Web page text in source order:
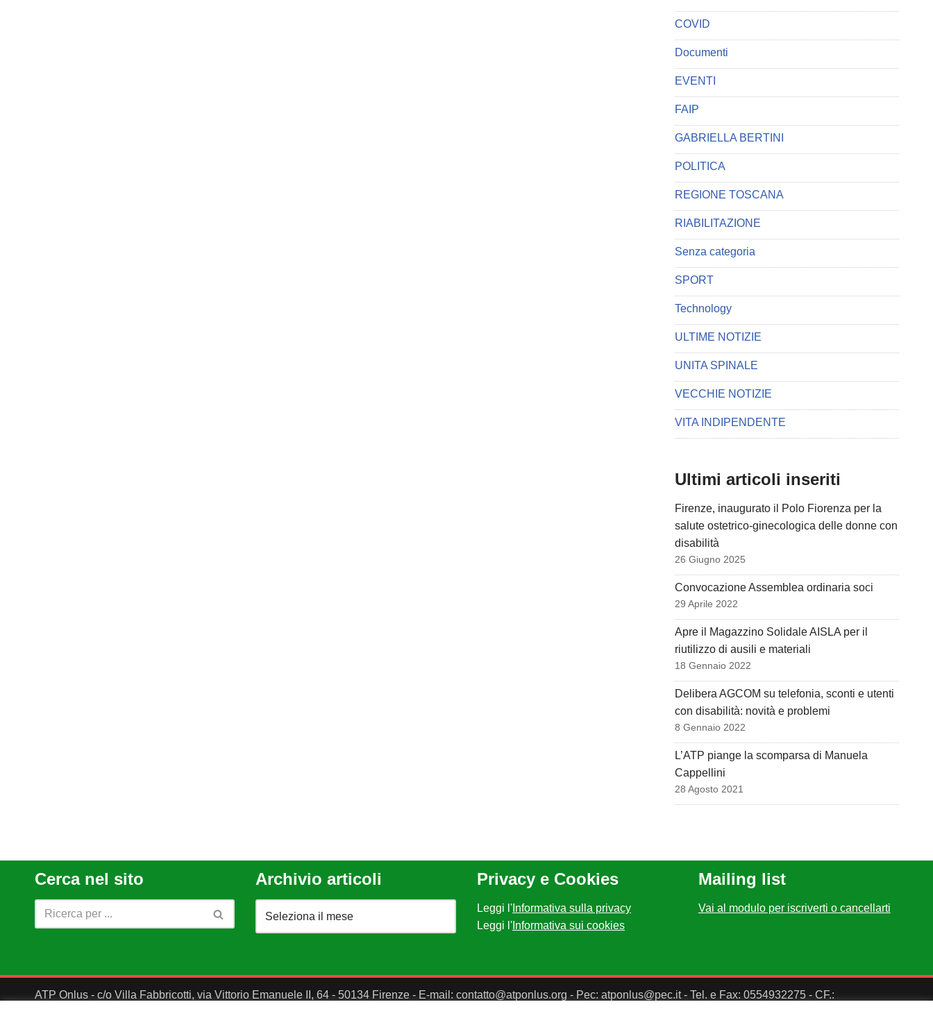
COVID
Documenti
EVENTI
FAIP
GABRIELLA BERTINI
POLITICA
REGIONE TOSCANA
RIABILITAZIONE
Senza categoria
SPORT
Technology
ULTIME NOTIZIE
UNITA SPINALE
VECCHIE NOTIZIE
VITA INDIPENDENTE
Ultimi articoli inseriti
Firenze, inaugurato il Polo Fiorenza per la
salute ostetrico-ginecologica delle donne con
disabilità
26 Giugno 2025
Convocazione Assemblea ordinaria soci
29 Aprile 2022
Apre il Magazzino Solidale AISLA per il
riutilizzo di ausili e materiali
18 Gennaio 2022
Delibera AGCOM su telefonia, sconti e utenti
con disabilità: novità e problemi
8 Gennaio 2022
L’ATP piange la scomparsa di Manuela
Cappellini
28 Agosto 2021
Cerca nel sito Archivio articoli Privacy e Cookies
Leggi l' Informativa sulla privacy
Leggi l' Informativa sui cookies
Mailing list
Vai al modulo per iscriverti o cancellarti
ATP Onlus - c/o Villa Fabbricotti, via Vittorio Emanuele II, 64 - 50134 Firenze - E-mail: contatto@atponlus.org - Pec: atponlus@pec.it - Tel. e Fax: 0554932275 - CF.: